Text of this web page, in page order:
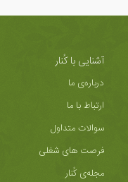
آشنایی با کُنار
درباره‌ی ما
ارتباط با ما
سوالات متداول
فرصت های شغلی
مجله‌ی کُنار